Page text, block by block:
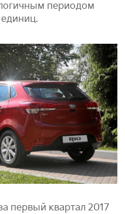
периодом
единиц.
первый квартал 2017